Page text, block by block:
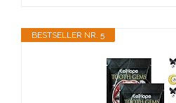
BESTSELLER NR. 5